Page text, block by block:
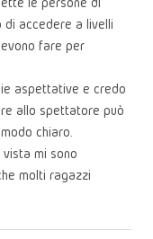
di accedere a livelli
fare per
aspettative e credo
allo spettatore può
chiaro.
mi sono
molti ragazzi